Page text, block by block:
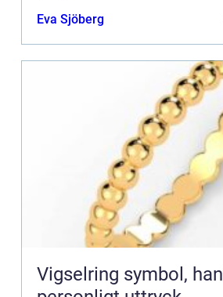
Eva Sjöberg
Vigselring symbol, hantverk och